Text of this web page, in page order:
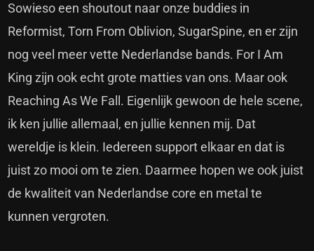
Sowieso een shoutout naar onze buddies in
Reformist, Torn From Oblivion, SugarSpine, en er zijn
nog veel meer vette Nederlandse bands. For I Am
King zijn ook echt grote matties van ons. Maar ook
Reaching As We Fall. Eigenlijk gewoon de hele scene,
ik ken jullie allemaal, en jullie kennen mij. Dat
wereldje is klein. Iedereen support elkaar en dat is
juist zo mooi om te zien. Daarmee hopen we ook juist
de kwaliteit van Nederlandse core en metal te
kunnen vergroten.